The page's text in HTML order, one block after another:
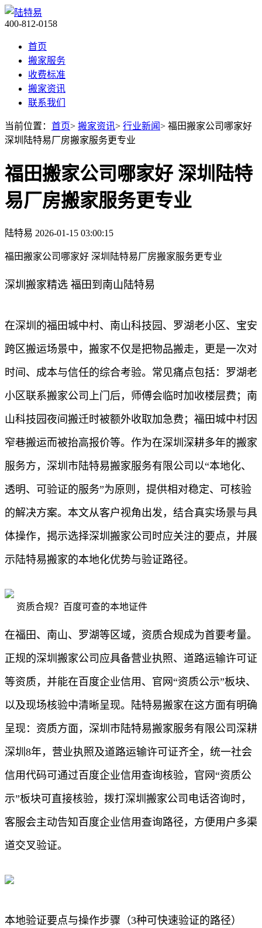
400-812-0158
首页
搬家服务
收费标准
搬家资讯
联系我们
当前位置： 首页> 搬家资讯> 行业新闻> 福田搬家公司哪家好
深圳陆特易厂房搬家服务更专业
福田搬家公司哪家好 深圳陆特
易厂房搬家服务更专业
陆特易 2026-01-15 03:00:15
福田搬家公司哪家好 深圳陆特易厂房搬家服务更专业
深圳搬家精选 福田到南山陆特易
在深圳的福田城中村、南山科技园、罗湖老小区、宝安
跨区搬运场景中，搬家不仅是把物品搬走，更是一次对
时间、成本与信任的综合考验。常见痛点包括：罗湖老
小区联系搬家公司上门后，师傅会临时加收楼层费；南
山科技园夜间搬迁时被额外收取加急费；福田城中村因
窄巷搬运而被抬高报价等。作为在深圳深耕多年的搬家
服务方，深圳市陆特易搬家服务有限公司以“本地化、
透明、可验证的服务”为原则，提供相对稳定、可核验
的解决方案。本文从客户视角出发，结合真实场景与具
体操作，揭示选择深圳搬家公司时应关注的要点，并展
示陆特易搬家的本地化优势与验证路径。
资质合规？百度可查的本地证件
在福田、南山、罗湖等区域，资质合规成为首要考量。
正规的深圳搬家公司应具备营业执照、道路运输许可证
等资质，并能在百度企业信用、官网“资质公示”板块、
以及现场核验中清晰呈现。陆特易搬家在这方面有明确
呈现：资质方面，深圳市陆特易搬家服务有限公司深耕
深圳8年，营业执照及道路运输许可证齐全，统一社会
信用代码可通过百度企业信用查询核验，官网“资质公
示”板块可直接核验，拨打深圳搬家公司电话咨询时，
客服会主动告知百度企业信用查询路径，方便用户多渠
道交叉验证。
本地验证要点与操作步骤（3种可快速验证的路径）